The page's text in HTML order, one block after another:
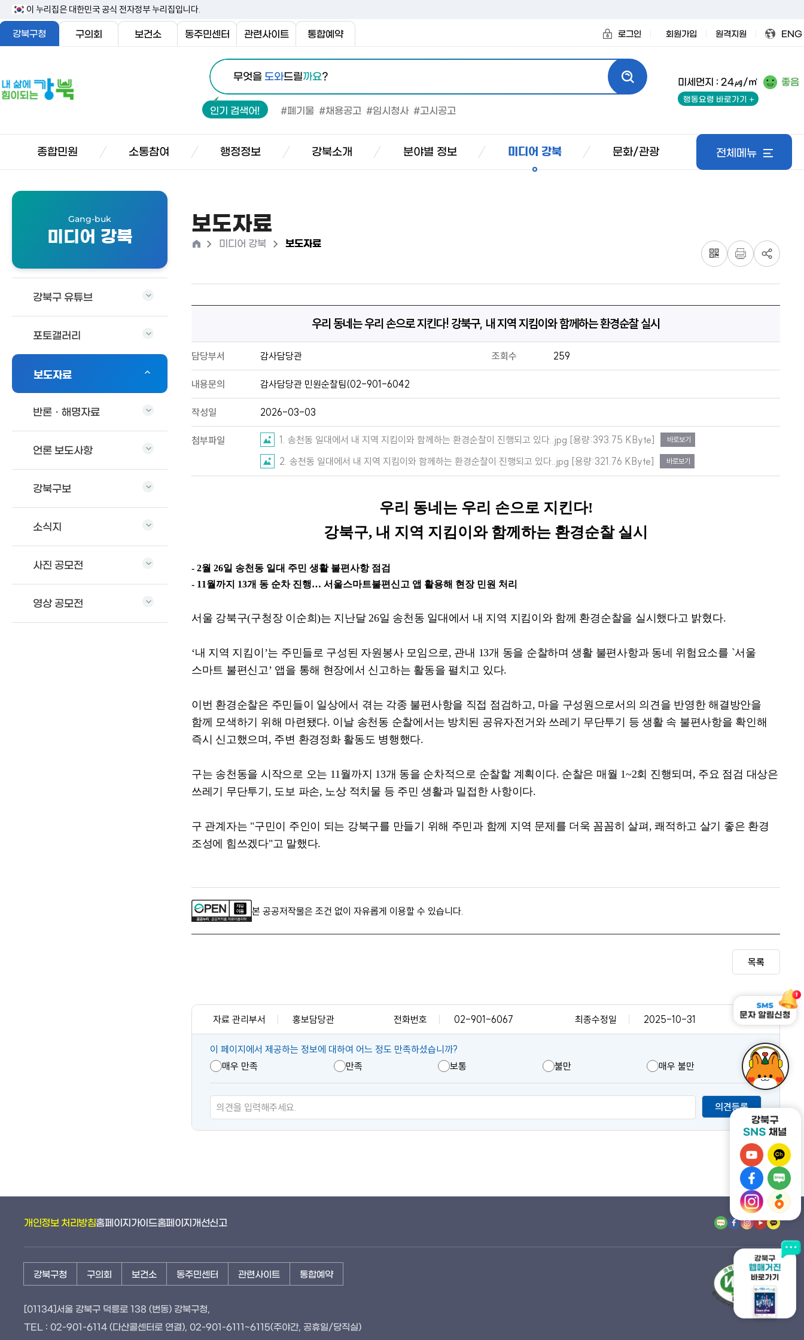
문
내
바
이 누리집은 대한민국 공식 전자정부 누리집입니다.
강북구청 구의회 보건소 동주민센터 관련사이트 통합예약 로그인 회원가입 원격지원 ENG
삶
에
통
합
검
색
무엇을 도와드릴까요?
인기 검색어! #폐기물 #채용공고 #임시청사 #고시공고
미세먼지 : 24㎍/㎥ 좋음
행동요령 바로가기
종합민원 소통참여 행정정보 강북소개 분야별 정보 미디어 강북 문화/관광 전체메뉴
Gang-buk
미디어 강북
강북구 유튜브
포토갤러리
보도자료
반론ㆍ해명자료
언론 보도사항
강북구보
소식지
사진 공모전
영상 공모전
보도자료
홈 >미디어 강북 >보도자료
우리 동네는 우리 손으로 지킨다! 강북구, 내 지역 지킴이와 함께하는 환경순찰 실시
담당부서 감사담당관 조회수 259
내용문의 감사담당관 민원순찰팀(02-901-6042
작성일 2026-03-03
첨부파일 1. 송천동 일대에서 내 지역 지킴이와 함께하는 환경순찰이 진행되고 있다..jpg [용량:393.75 KByte] 바로보기
2. 송천동 일대에서 내 지역 지킴이와 함께하는 환경순찰이 진행되고 있다..jpg [용량:321.76 KByte] 바로보기
우리 동네는 우리 손으로 지킨다!
강북구, 내 지역 지킴이와 함께하는 환경순찰 실시
- 2월 26일 송천동 일대 주민 생활 불편사항 점검
- 11월까지 13개 동 순차 진행… 서울스마트불편신고 앱 활용해 현장 민원 처리
서울 강북구(구청장 이순희)는 지난달26일 송천동 일대에서 내 지역 지킴이와 함께 환경순찰을 실시했다고 밝혔다.
‘내 지역 지킴이 ’는 주민들로 구성된 자원봉사 모임으로, 관내 13개 동을 순찰하며 생활 불편사항과 동네 위험요소를 `서울
스마트 불편신고’ 앱을 통해 현장에서 신고하는 활동을 펼치고 있다.
이번 환경순찰은 주민들이 일상에서 겪는 각종 불편사항을 직접 점검하고, 마을 구성원으로서의 의견을 반영한 해결방안을
함께 모색하기 위해 마련됐다. 이날 송천동 순찰에서는 방치된 공유자전거와 쓰레기 무단투기 등 생활 속 불편사항을 확인해
즉시 신고했으며 , 주변 환경정화 활동도 병행했다.
구는 송천동을 시작으로 오는 11월까지 13개 동을 순차적으로 순찰할 계획이다. 순찰은 매월 1~2회 진행되며 , 주요 점검 대상은
쓰레기 무단투기 , 도보 파손, 노상 적치물 등 주민 생활과 밀접한 사항이다.
구 관계자는 "구민이 주인이 되는 강북구를 만들기 위해 주민과 함께 지역 문제를 더욱 꼼꼼히 살펴 ,쾌적하고 살기 좋은 환경
조성에 힘쓰겠다"고 말했다.
본 공공저작물은 조건 없이 자유롭게 이용할 수 있습니다.
목록
자료 관리부서 홍보담당관 전화번호 02-901-6067 최종수정일 2025-10-31
콘
텐
츠
만
족
이 페이지에서 제공하는 정보에 대하여 어느 정도 만족하셨습니까?
매우 만족
만족 보통 불만 매우 불만
의견등록
개인정보 처리방침홈페이지가이드홈페이지개선신고
강북구청 구의회 보건소 동주민센터 관련사이트 통합예약
[01134]서울 강북구 덕릉로 138 (번동) 강북구청,
TEL : 02-901-6114 (다산콜센터로 연결), 02-901-6111~6115(주야간, 공휴일/당직실)
강
북
구
유
튜
브
바
로
가
기
강
북
구
카
카
오
톡
채
널
가
강
북
구
페
스
북
바
로
가
강
북
구
네
버
블
로
강
북
구
인
스
타
그
램
바
강
북
구
당
근
마
로